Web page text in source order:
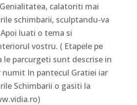
calatoriti mai
schimbarii, sculptandu-va
luati o tema si
vostru. ( Etapele pe
le parcurgeti sunt descrise in
In pantecul Gratiei iar
Schimbarii o gasiti la